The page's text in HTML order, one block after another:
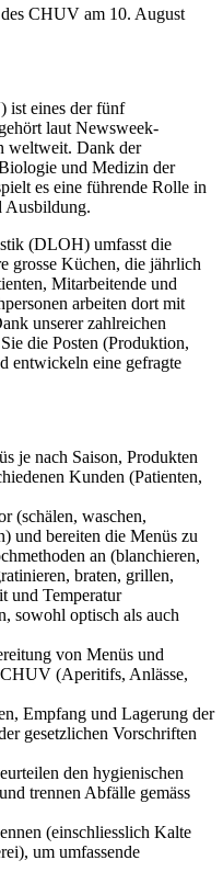
CHUV am 10. August
ist eines der fünf
laut Newsweek-
weltweit. Dank der
und Medizin der
es eine führende Rolle in
Ausbildung.
(DLOH) umfasst die
grosse Küchen, die jährlich
Mitarbeitende und
arbeiten dort mit
unserer zahlreichen
die Posten (Produktion,
entwickeln eine gefragte
je nach Saison, Produkten
Kunden (Patienten,
(schälen, waschen,
und bereiten die Menüs zu
an (blanchieren,
braten, grillen,
und Temperatur
sowohl optisch als auch
von Menüs und
(Aperitifs, Anlässe,
Empfang und Lagerung der
gesetzlichen Vorschriften
den hygienischen
trennen Abfälle gemäss
(einschliesslich Kalte
um umfassende